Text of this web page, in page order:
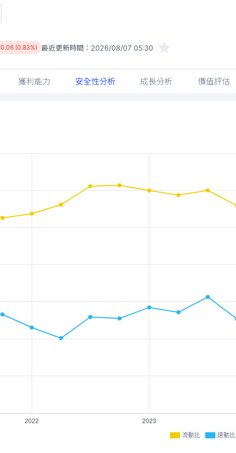
0.06 (0.83%) 最近更新時間： 2026/08/07 05:30
獲利能力 安全性分析 成長分析 價值評估
流動比 速動比